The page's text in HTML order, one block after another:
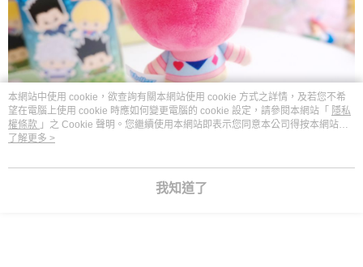
本網站中使用 cookie，欲查詢有關本網站使用 cookie 方式之詳情，及若您不希
望在電腦上使用 cookie 時應如何變更電腦的 cookie 設定，請參閱本網站「 隱私
權條款 」之 Cookie 聲明。您繼續使用本網站即表示您同意本公司得按本網站使
用條款之 Cookie 聲明使用 cookie。
了解更多 >
我知道了